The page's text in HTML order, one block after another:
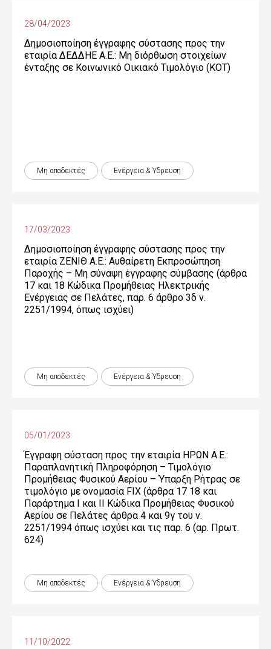
28/04/2023
Δημοσιοποίηση έγγραφης σύστασης προς την
εταιρία ΔΕΔΔΗΕ Α.Ε.: Μη διόρθωση στοιχείων
ένταξης σε Κοινωνικό Οικιακό Τιμολόγιο (ΚΟΤ)
Μη αποδεκτές Ενέργεια & Ύδρευση
17/03/2023
Δημοσιοποίηση έγγραφης σύστασης προς την
εταιρία ΖΕΝΙΘ Α.Ε.: Αυθαίρετη Εκπροσώπηση
Παροχής – Μη σύναψη έγγραφης σύμβασης (άρθρα
17 και 18 Κώδικα Προμήθειας Ηλεκτρικής
Ενέργειας σε Πελάτες, παρ. 6 άρθρο 3δ ν.
2251/1994, όπως ισχύει)
Μη αποδεκτές Ενέργεια & Ύδρευση
05/01/2023
Έγγραφη σύσταση προς την εταιρία ΗΡΩΝ Α.Ε.:
Παραπλανητική Πληροφόρηση – Τιμολόγιο
Προμήθειας Φυσικού Αερίου – Ύπαρξη Ρήτρας σε
τιμολόγιο με ονομασία FIX (άρθρα 17 18 και
Παράρτημα Ι και ΙΙ Κώδικα Προμήθειας Φυσικού
Αερίου σε Πελάτες άρθρα 4 και 9γ του ν.
2251/1994 όπως ισχύει και τις παρ. 6 (αρ. Πρωτ.
624)
Μη αποδεκτές Ενέργεια & Ύδρευση
11/10/2022